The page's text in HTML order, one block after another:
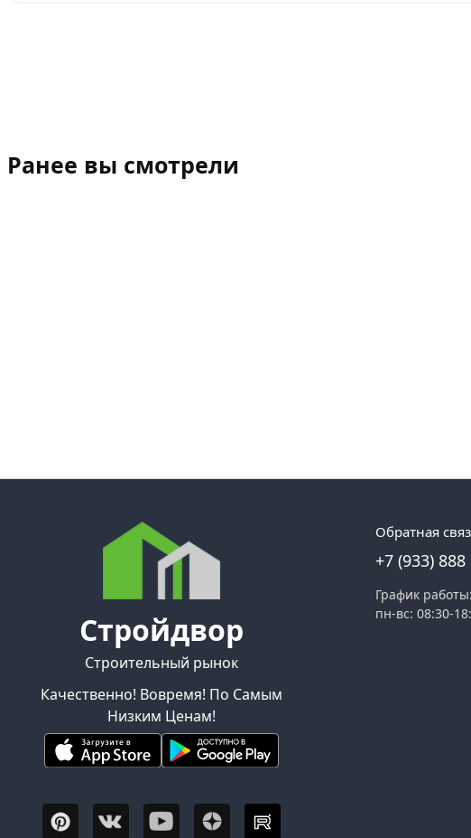
Ранее вы смотрели
Стройдвор
Строительный рынок
Качественно! Вовремя! По Самым
Низким Ценам!
Обратная
+7 (933)
График работы:
пн-вс: 08:30-